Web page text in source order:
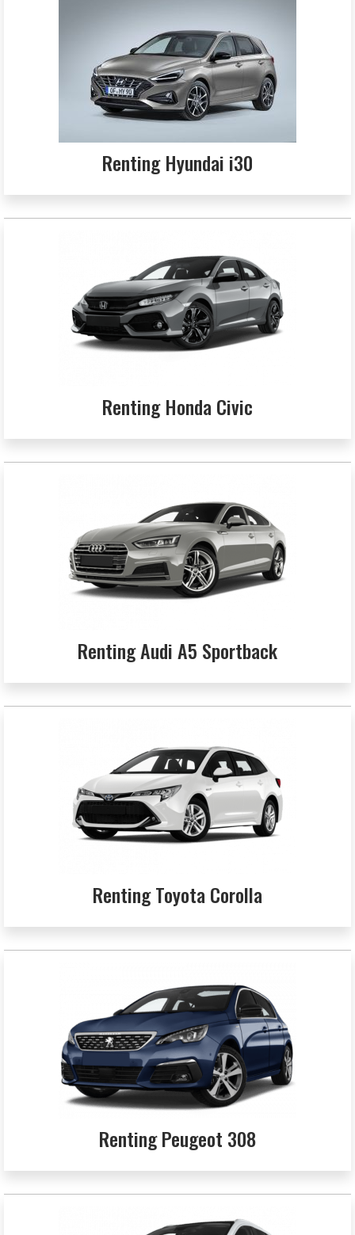
Renting Hyundai i30
Renting Honda Civic
Renting Audi A5 Sportback
Renting Toyota Corolla
Renting Peugeot 308